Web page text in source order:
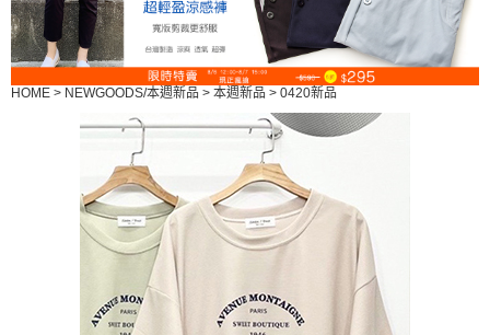
HOME > NEWGOODS/本週新品 > 本週新品 > 0420新品